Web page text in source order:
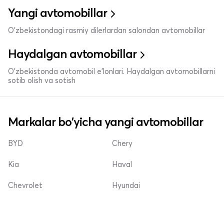
Yangi avtomobillar
O'zbekistondagi rasmiy dilerlardan salondan avtomobillar
Haydalgan avtomobillar
O'zbekistonda avtomobil e’lonlari. Haydalgan avtomobillarni
sotib olish va sotish
Markalar bo'yicha yangi avtomobillar
BYD
Kia
Chevrolet
Chery
Haval
Hyundai